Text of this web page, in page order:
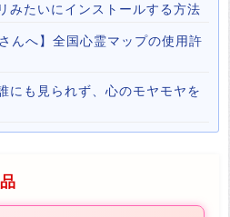
みたいにインストールする方法
んへ】全国心霊マップの使用許
にも見られず、心のモヤモヤを